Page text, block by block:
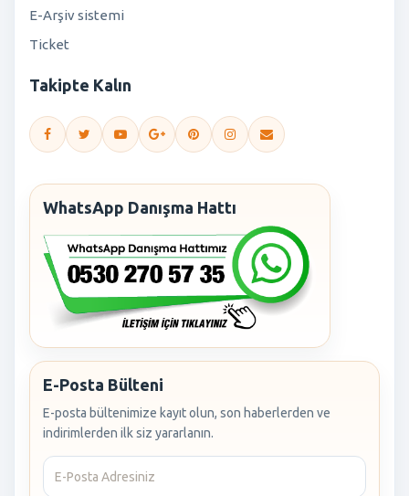
E-Arşiv sistemi
Ticket
Takipte Kalın
WhatsApp Danışma Hattı
E-Posta Bülteni
E-posta bültenimize kayıt olun, son haberlerden ve
indirimlerden ilk siz yararlanın.